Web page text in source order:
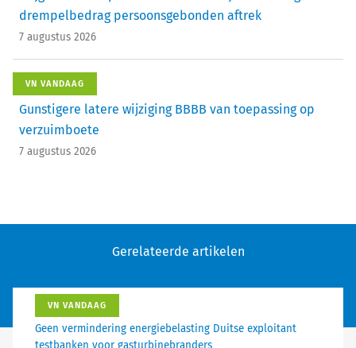
drempelbedrag persoonsgebonden aftrek
7 augustus 2026
VN VANDAAG
Gunstigere latere wijziging BBBB van toepassing op
verzuimboete
7 augustus 2026
Gerelateerde artikelen
VN VANDAAG
Geen vermindering energiebelasting Duitse exploitant